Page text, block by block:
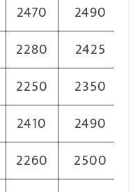
2470 2490
2280 2425
2250 2350
2410 2490
2260 2500